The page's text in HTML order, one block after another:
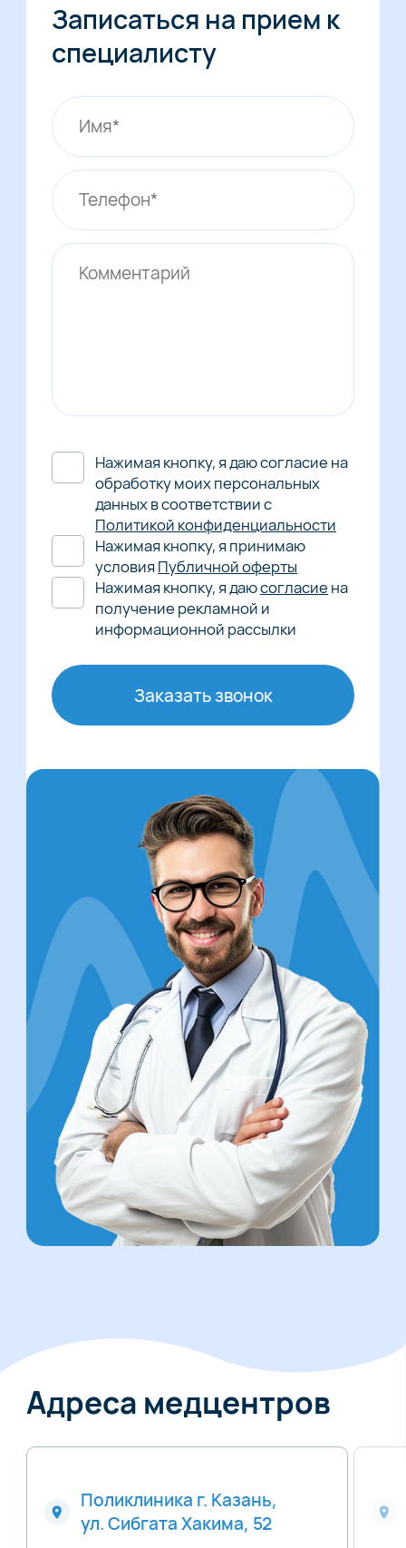
Записаться на прием к
специалисту
Нажимая кнопку, я даю согласие на
обработку моих персональных
данных в соответствии с
Политикой конфиденциальности
Нажимая кнопку, я принимаю
условия Публичной оферты
Нажимая кнопку, я даюсогласие на
получение рекламной и
информационной рассылки
Заказать звонок
Адреса медцентров
Поликлиника г. Казань,
ул. Сибгата Хакима, 52